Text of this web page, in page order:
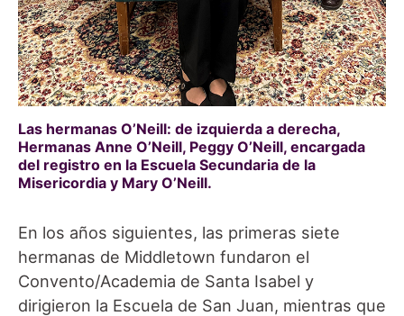
Las hermanas O’Neill: de izquierda a derecha,
Hermanas Anne O’Neill, Peggy O’Neill, encargada
del registro en la Escuela Secundaria de la
Misericordia y Mary O’Neill.
En los años siguientes, las primeras siete
hermanas de Middletown fundaron el
Convento/Academia de Santa Isabel y
dirigieron la Escuela de San Juan, mientras que